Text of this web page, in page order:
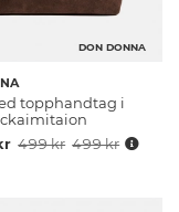
DON DONNA
topphandtag i
499 kr 499 kr